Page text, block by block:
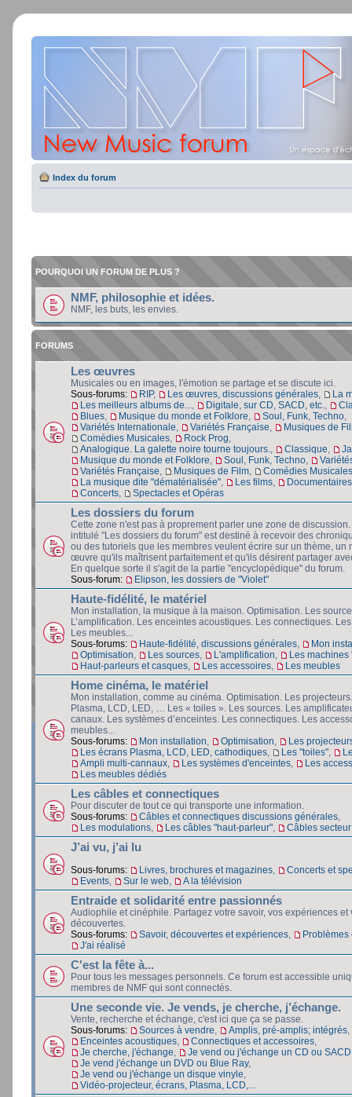
Index du forum
POURQUOI UN FORUM DE PLUS ?
NMF, philosophie et idées.
NMF, les buts, les envies.
FORUMS
Les œuvres
Musicales ou en images, l'émotion se partage et se discute ici.
Sous-forums:
RIP, Les œuvres, discussions générales
La
Les meilleurs albums de...
Digitale, sur CD, SACD, etc.
Blues
Musique du monde et Folklore Soul, Funk, Techno
Variétés Internationale
Variétés Française
Musiques de
Comédies Musicales
Rock Prog
Analogique. La galette noire tourne toujours.
Classique
Musique du monde et Folklore
Soul, Funk, Techno
Variétés Française
Musiques de Film
Comédies Musicales
La musique dite "dématérialisée"
Les films
Concerts
Spectacles et Opéras
Les dossiers du forum
Cette zone n'est pas à proprement parler une zone de
intitulé "Les dossiers du forum" est destiné à recevoir des
ou des tutoriels que les membres veulent écrire sur un thème, un
œuvre qu'ils maîtrisent parfaitement et qu'ils désirent partager
En quelque sorte il s'agit de la partie "encyclopédique" du forum.
Sous-forum:
Elipson, les dossiers de "Violet"
Haute-fidélité, le matériel
Mon installation, la musique à la maison. Optimisation. Les
L’amplification. Les enceintes acoustiques. Les connectiques.
Les meubles...
Sous-forums:
Haute-fidélité, discussions générales
Mon
Optimisation
Les sources L'amplification
Les machines
Haut-parleurs et casques
Les accessoires Les meubles
Home cinéma, le matériel
Mon installation, comme au cinéma. Optimisation. Les
Plasma, LCD, LED, … Les « toiles ». Les sources. Les
canaux. Les systèmes d’enceintes. Les connectiques. Les
meubles...
Sous-forums:
Mon installation Optimisation
Les
Les écrans Plasma, LCD, LED, cathodiques
Les "toiles"
Ampli multi-cannaux
Les systèmes d'enceintes
Les
Les meubles dédiés
Les câbles et connectiques
Pour discuter de tout ce qui transporte une information.
Sous-forums:
Câbles et connectiques discussions générales
Les modulations
Les câbles "haut-parleur" Câbles
J’ai vu, j’ai lu
Sous-forums: Livres, brochures et magazines
Concerts et
Events
Sur le web A la télévision
Entraide et solidarité entre passionnés
Audiophile et cinéphile. Partagez votre savoir, vos expériences et
découvertes.
Sous-forums:
Savoir, découvertes et expériences
Problèmes
J'ai réalisé
C'est la fête à...
Pour tous les messages personnels. Ce forum est accessible
membres de NMF qui sont connectés.
Une seconde vie. Je vends, je cherche, j’échange.
Vente, recherche et échange, c'est ici que ça se passe.
Sous-forums:
Sources à vendre Amplis, pré-amplis; intégrés
Enceintes acoustiques
Connectiques et accessoires
Je cherche, j'échange
Je vend ou j'échange un CD ou SACD
Je vend j'échange un DVD ou Blue Ray,
Je vend ou j'échange un disque vinyle
Vidéo-projecteur, écrans, Plasma, LCD,...